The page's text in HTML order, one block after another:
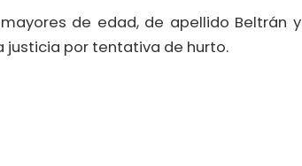
de edad, de apellido Beltrán y
justicia por tentativa de hurto.